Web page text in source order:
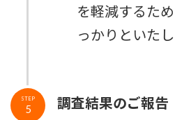
を軽減するた
っかりといたし
調査結果のご報告
STEP
5